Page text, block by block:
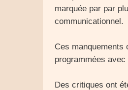
marquée par par
communicationnel.
Ces manquements
programmées
Des critiques ont